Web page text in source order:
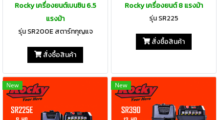
Rocky เครื่องยนต์เบนซิน 6.5
แรงม้า
รุ่น SR200E สตาร์ทกุญแจ
สั่งซื้อสินค้า
Rocky เครื่องยนต์ 8 แรงม้า
รุ่น SR225
สั่งซื้อสินค้า
New New